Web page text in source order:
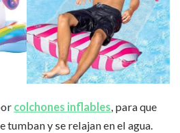
colchones inflables, para que
y se relajan en el agua.